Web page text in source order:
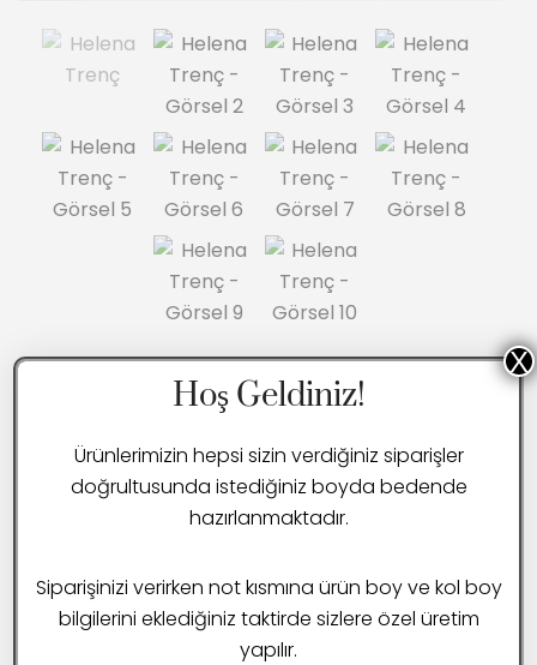
HELENA TRENÇ
4.000,00
1 Beden (36-38) 2 Beden (40-42)
KARŞILAŞTIR
Hoş Geldiniz!
Ürünlerimizin hepsi sizin verdiğiniz siparişler
doğrultusunda istediğiniz boyda bedende
hazırlanmaktadır.
Siparişinizi verirken not kısmına ürün boy ve kol boy
bilgilerini eklediğiniz taktirde sizlere özel üretim
yapılır.
X